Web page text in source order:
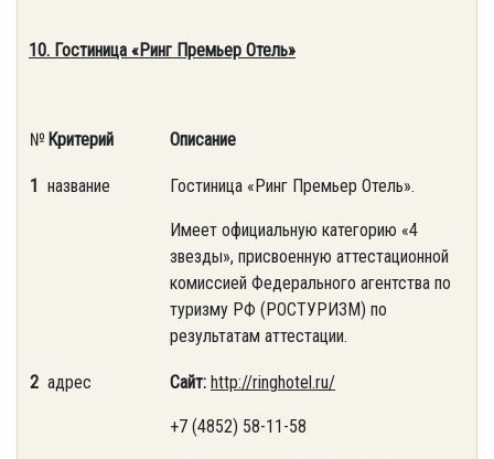
10. Гостиница «Ринг Премьер Отель»
№ Критерий Описание
1 название Гостиница «Ринг Премьер Отель».
Имеет официальную категорию «4
звезды», присвоенную аттестационной
комиссией Федерального агентства по
туризму РФ (РОСТУРИЗМ) по
результатам аттестации.
2 адрес Сайт: http://ringhotel.ru/
+7 (4852) 58-11-58